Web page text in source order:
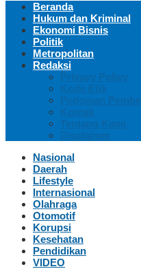
Beranda
Hukum dan Kriminal
Ekonomi Bisnis
Politik
Metropolitan
Redaksi
Privacy Policy
Kode Etik
Pedoman
Kontak
Tentang Kami
Disclaimer
Nasional
Daerah
Lifestyle
Internasional
Olahraga
Otomotif
Korupsi
Kesehatan
Pendidikan
VIDEO